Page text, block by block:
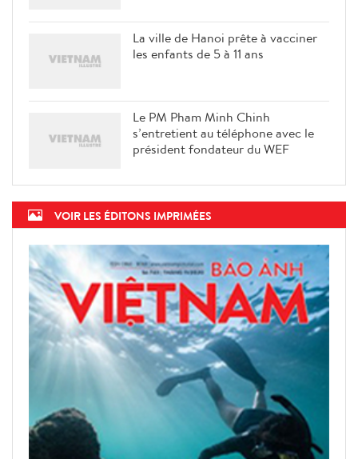
La ville de Hanoi prête à vacciner
les enfants de 5 à 11 ans
Le PM Pham Minh Chinh
s’entretient au téléphone avec le
président fondateur du WEF
VOIR LES ÉDITONS IMPRIMÉES